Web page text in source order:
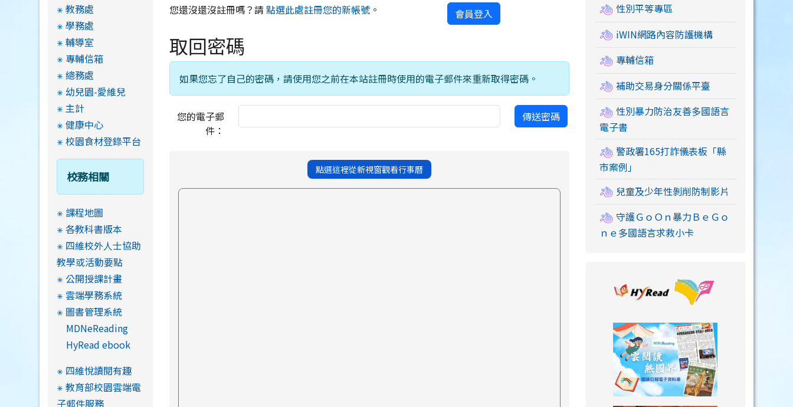
您還沒還沒註冊嗎？請點選此處註冊您的新帳號 。 會員登入
取回密碼
如果您忘了自己的密碼，請使用您之前在本站註冊時使用的電子郵件來重新取得密碼。
您的電子郵
件：
傳送密碼
點選這裡從新視窗觀看行事曆
教務處
學務處
輔導室
專輔信箱
總務處
幼兒園-愛維兒
主計
健康中心
校園食材登錄平台
校務相關
課程地圖
各教科書版本
四維校外人士協助
教學或活動要點
公開授課計畫
雲端學務系統
圖書管理系統
MDNeReading
HyRead ebook
四維悅讀閱有趣
教育部校園雲端電
子郵件服務
性別平等專區
iWIN網路內容防護機構
專輔信箱
補助交易身分關係平臺
性別暴力防治友善多國語言
電子書
警政署165打詐儀表板「縣
市案例」
兒童及少年性剝削防制影片
守護ＧｏＯｎ暴力ＢｅＧｏ
ｎｅ多國語言求救小卡